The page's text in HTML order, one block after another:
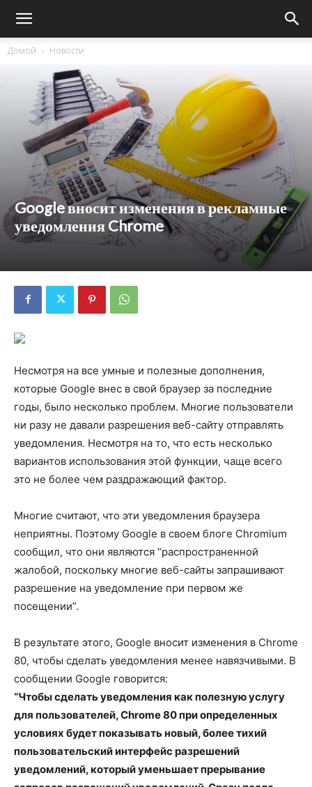
Домой Новости
Google вносит изменения в рекламные
уведомления Chrome
Несмотря на все умные и полезные дополнения,
которые Google внес в свой браузер за последние
годы, было несколько проблем. Многие пользователи
ни разу не давали разрешения веб-сайту отправлять
уведомления. Несмотря на то, что есть несколько
вариантов использования этой функции, чаще всего
это не более чем раздражающий фактор.
Многие считают, что эти уведомления браузера
неприятны. Поэтому Google в своем блоге Chromium
сообщил, что они являются “распространенной
жалобой, поскольку многие веб-сайты запрашивают
разрешение на уведомление при первом же
посещении”.
В результате этого, Google вносит изменения в Chrome
80, чтобы сделать уведомления менее навязчивыми. В
сообщении Google говорится:
“Чтобы сделать уведомления как полезную услугу
для пользователей, Chrome 80 при определенных
условиях будет показывать новый, более тихий
пользовательский интерфейс разрешений
уведомлений, который уменьшает прерывание